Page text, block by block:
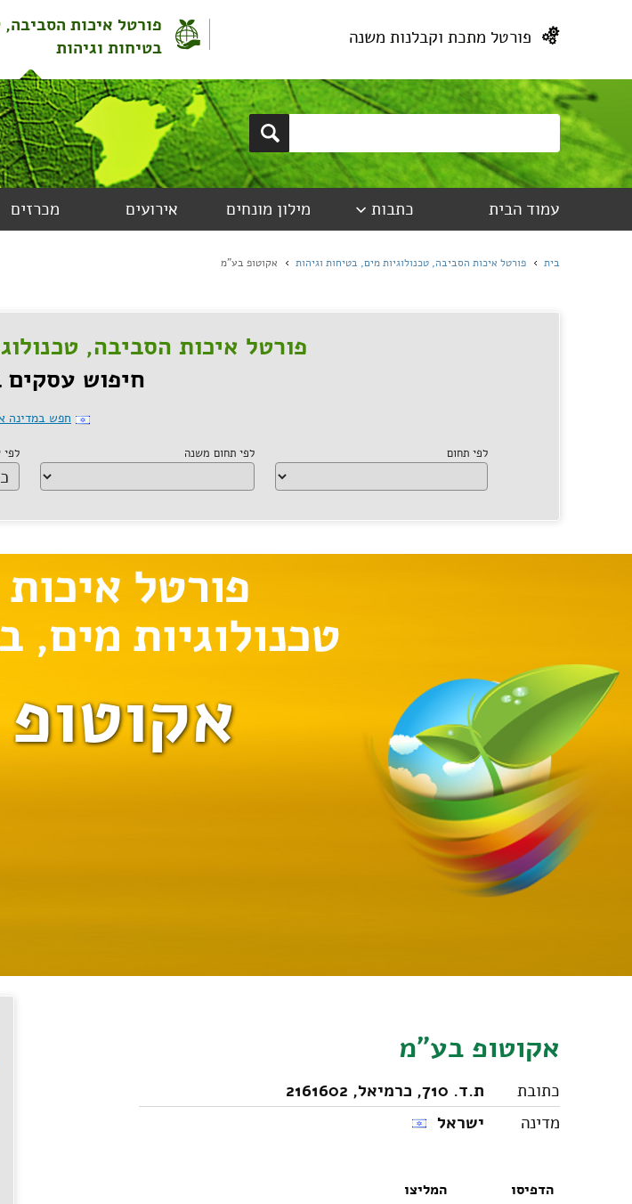
פורטל מתכת וקבלנות משנה
פורטל איכות הסביבה,
בטיחות וגיהות
עמוד הבית כתבות מילון מונחים אירועים מכרזים
בית פורטל איכות הסביבה, טכנולוגיות מים, בטיחות וגיהות אקוטופ בע"מ
פורטל איכות הסביבה,
חיפוש עסקים
חפש במדינה
לפי תחום לפי תחום משנה לפי
אקוטופ בע"מ
כתובת
ת.ד. 710, כרמיאל, 2161602
מדינה
ישראל
הדפיסו המליצו